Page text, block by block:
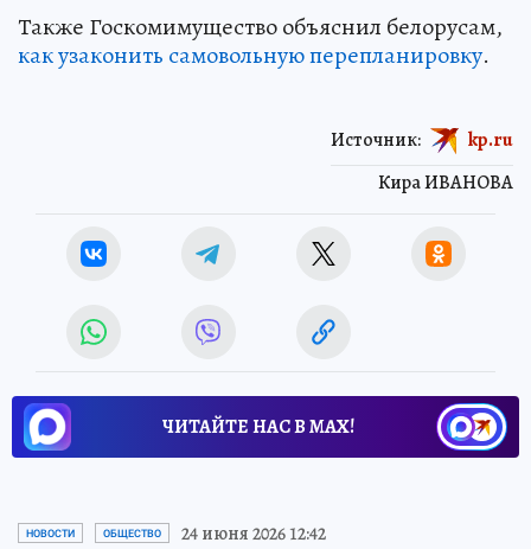
Также Госкомимущество объяснил белорусам,
как узаконить самовольную перепланировку.
Кира ИВАНОВА
Источник: kp.ru
ЧИТАЙТЕ НАС В МАХ!
НОВОСТИ ОБЩЕСТВО 24 июня 2026 12:42